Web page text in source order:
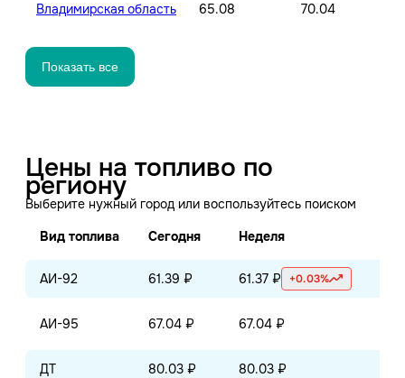
Владимирская область 65.08 70.04
Показать все
Цены на топливо по
региону
Выберите нужный город или воспользуйтесь поиском
Вид топлива
Сегодня Неделя
АИ-92 61.39 ₽ 61.37 ₽ +0.03%
АИ-95 67.04 ₽ 67.04 ₽
ДТ 80.03 ₽ 80.03 ₽